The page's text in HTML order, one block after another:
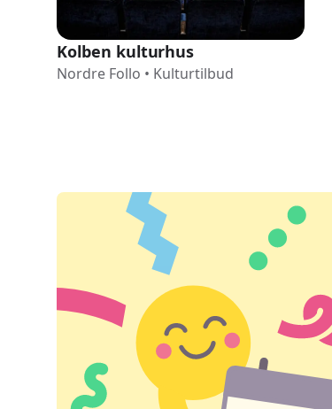
Kolben kulturhus
Nordre Follo • Kulturtilbud